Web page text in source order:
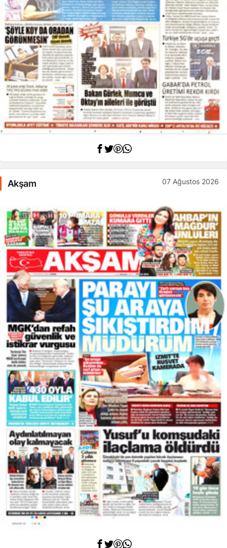
Akşam 07 Ağustos 2026